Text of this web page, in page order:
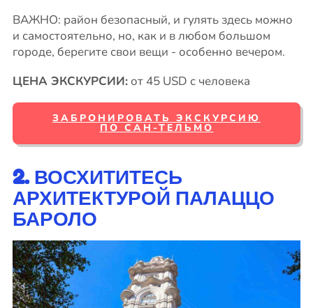
ВАЖНО: район безопасный, и гулять здесь можно
и самостоятельно, но, как и в любом большом
городе, берегите свои вещи - особенно вечером.
ЦЕНА ЭКСКУРСИИ:от 45 USD с человека
ЗАБРОНИРОВАТЬ ЭКСКУРСИЮ
ПО САН-ТЕЛЬМО
2. ВОСХИТИТЕСЬ
АРХИТЕКТУРОЙ ПАЛАЦЦО
БАРОЛО